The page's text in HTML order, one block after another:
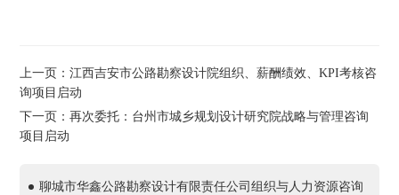
上一页：江西吉安市公路勘察设计院组织、薪酬绩效、KPI考核咨
询项目启动
下一页：再次委托：台州市城乡规划设计研究院战略与管理咨询
项目启动
聊城市华鑫公路勘察设计有限责任公司组织与人力资源咨询